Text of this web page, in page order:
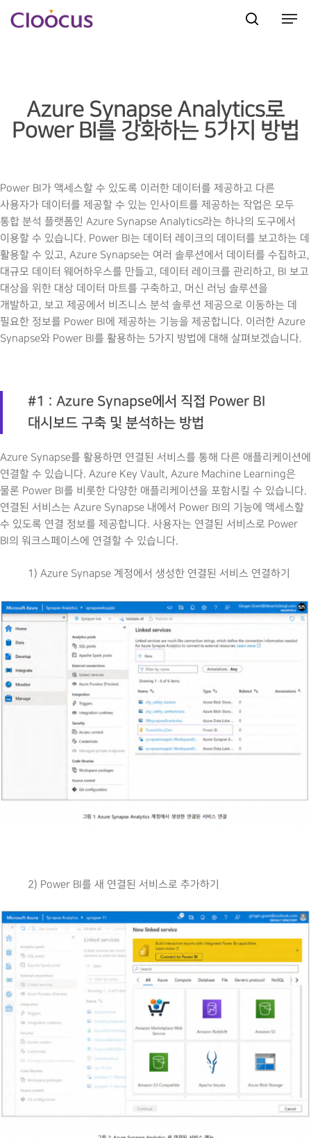
Azure Synapse Analytics로
Power BI를 강화하는 5가지 방법
Power BI가 액세스할 수 있도록 이러한 데이터를 제공하고 다른
사용자가 데이터를 제공할 수 있는 인사이트를 제공하는 작업은 모두
통합 분석 플랫폼인 Azure Synapse Analytics라는 하나의 도구에서
이용할 수 있습니다. Power BI는 데이터 레이크의 데이터를 보고하는 데
활용할 수 있고, Azure Synapse는 여러 솔루션에서 데이터를 수집하고,
대규모 데이터 웨어하우스를 만들고, 데이터 레이크를 관리하고, BI 보고
대상을 위한 대상 데이터 마트를 구축하고, 머신 러닝 솔루션을
개발하고, 보고 제공에서 비즈니스 분석 솔루션 제공으로 이동하는 데
필요한 정보를 Power BI에 제공하는 기능을 제공합니다. 이러한 Azure
Synapse와 Power BI를 활용하는 5가지 방법에 대해 살펴보겠습니다.
#1 : Azure Synapse에서 직접 Power BI
대시보드 구축 및 분석하는 방법
Azure Synapse를 활용하면 연결된 서비스를 통해 다른 애플리케이션에
연결할 수 있습니다. Azure Key Vault, Azure Machine Learning은
물론 Power BI를 비롯한 다양한 애플리케이션을 포함시킬 수 있습니다.
연결된 서비스는 Azure Synapse 내에서 Power BI의 기능에 액세스할
수 있도록 연결 정보를 제공합니다. 사용자는 연결된 서비스로 Power
BI의 워크스페이스에 연결할 수 있습니다.
1) Azure Synapse 계정에서 생성한 연결된 서비스 연결하기
2) Power BI를 새 연결된 서비스로 추가하기